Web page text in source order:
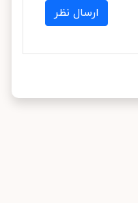
ارسال نظر